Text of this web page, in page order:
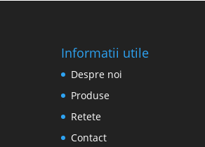
Informatii utile
Despre noi
Produse
Retete
Contact